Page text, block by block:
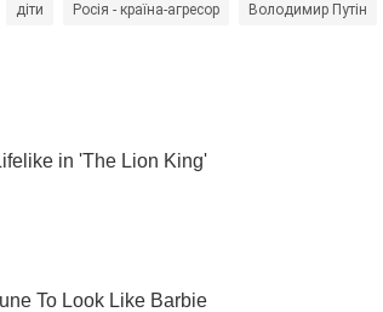
діти Росія - країна-агресор Володимир Путін